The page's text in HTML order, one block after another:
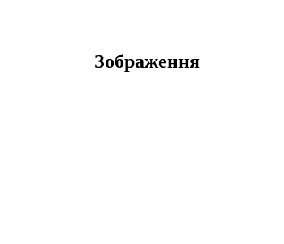
Зображення